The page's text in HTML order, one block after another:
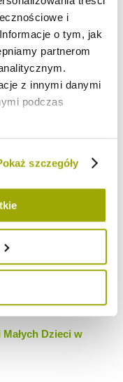
i
o tym, jak
partnerom
z innymi danymi
podczas
szczegóły
Dzieci w